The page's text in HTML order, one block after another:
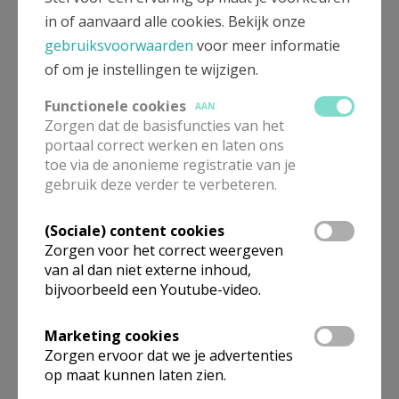
Plaatselijke Ploegen
Onze-Lieve-Vrouw Nieuwpoort-Stad
contactpersoon: Leen Dehaemers
Onze-Lieve-Vrouw ter Duinen Koksijde-Bad
contactpersoon: Pascal Van Cutsem
contactpersoon: Marc De Grave
Sint-Idesbaldus Koksijde
contactpersoon: Françoise Supeley
Sint-Niklaas en Mariakapel Oostduinkerke
contactpersoon: Christine Hemeryck
Sint-Pieter Koksijde-Dorp
in of aanvaard alle cookies. Bekijk onze
gebruiksvoorwaarden voor meer informatie
of om je instellingen te wijzigen.
Functionele cookies
AAN
Zorgen dat de basisfuncties van het
portaal correct werken en laten ons
toe via de anonieme registratie van je
gebruik deze verder te verbeteren.
(Sociale) content cookies
Zorgen voor het correct weergeven
van al dan niet externe inhoud,
bijvoorbeeld een Youtube-video.
Marketing cookies
Zorgen ervoor dat we je advertenties
op maat kunnen laten zien.